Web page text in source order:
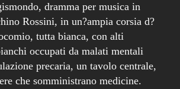
dramma per musica in
Rossini, in un?ampia corsia d?
tutta bianca, con alti
occupati da malati mentali
precaria, un tavolo centrale,
che somministrano medicine.